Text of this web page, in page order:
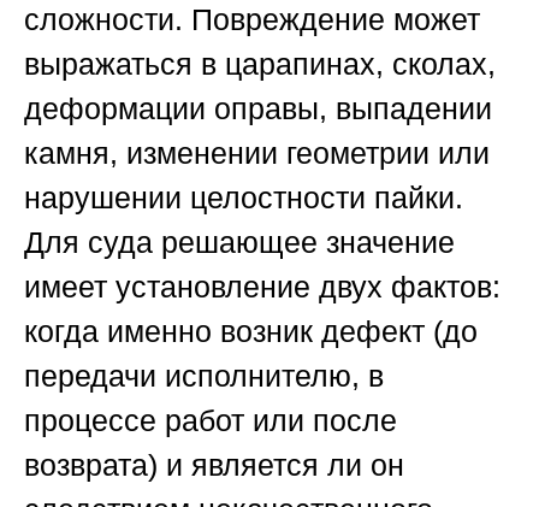
сложности. Повреждение может
выражаться в царапинах, сколах,
деформации оправы, выпадении
камня, изменении геометрии или
нарушении целостности пайки.
Для суда решающее значение
имеет установление двух фактов:
когда именно возник дефект (до
передачи исполнителю, в
процессе работ или после
возврата) и является ли он